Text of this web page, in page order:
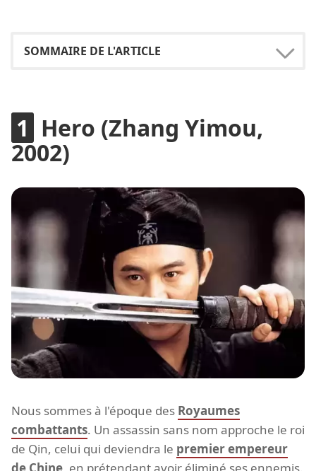
Hero (Zhang Yimou,
2002)
Nous sommes à l'époque des Royaumes
combattants. Un assassin sans nom approche le roi
de Qin, celui qui deviendra le premier empereur